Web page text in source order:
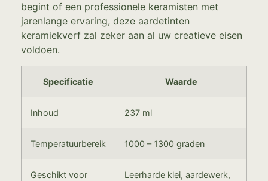
begint of een professionele keramisten met
jarenlange ervaring, deze aardetinten
keramiekverf zal zeker aan al uw creatieve eisen
voldoen.
Specificatie Waarde
Inhoud 237 ml
Temperatuurbereik 1000 – 1300 graden
Geschikt voor
Leerharde klei, aardewerk,